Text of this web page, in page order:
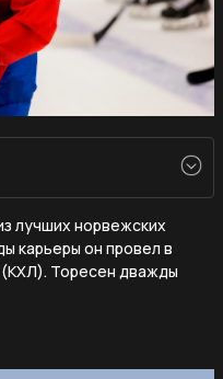
лучших норвежских
карьеры он провел в
(КХЛ). Торесен дважды